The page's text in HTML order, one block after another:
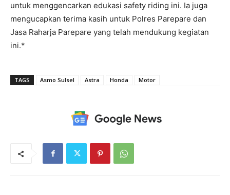
untuk menggencarkan edukasi safety riding ini. Ia juga
mengucapkan terima kasih untuk Polres Parepare dan
Jasa Raharja Parepare yang telah mendukung kegiatan
ini.*
TAGS Asmo Sulsel Astra Honda Motor